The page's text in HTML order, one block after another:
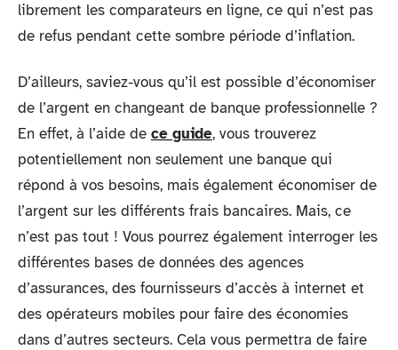
librement les comparateurs en ligne, ce qui n’est pas
de refus pendant cette sombre période d’inflation.
D’ailleurs, saviez-vous qu’il est possible d’économiser
de l’argent en changeant de banque professionnelle ?
En effet, à l’aide de ce guide, vous trouverez
potentiellement non seulement une banque qui
répond à vos besoins, mais également économiser de
l’argent sur les différents frais bancaires. Mais, ce
n’est pas tout ! Vous pourrez également interroger les
différentes bases de données des agences
d’assurances, des fournisseurs d’accès à internet et
des opérateurs mobiles pour faire des économies
dans d’autres secteurs. Cela vous permettra de faire